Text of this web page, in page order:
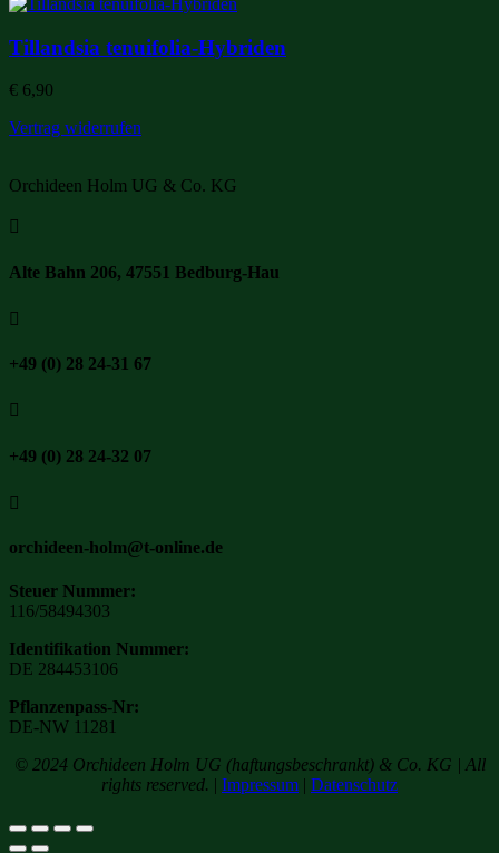
Tillandsia tenuifolia-Hybriden
€ 6,90
Vertrag widerrufen
Orchideen Holm UG & Co. KG

Alte Bahn 206, 47551 Bedburg-Hau

+49 (0) 28 24-31 67

+49 (0) 28 24-32 07

orchideen-holm@t-online.de
Steuer Nummer:
116/58494303
Identifikation Nummer:
DE 284453106
Pflanzenpass-Nr:
DE-NW 11281
© 2024 Orchideen Holm UG (haftungsbeschrankt) & Co. KG | All
rights reserved. | Impressum | Datenschutz